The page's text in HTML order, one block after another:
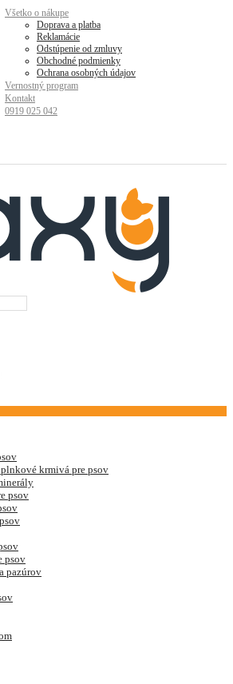
Všetko o nákupe
Doprava a platba
Reklamácie
Odstúpenie od zmluvy
Obchodné podmienky
Ochrana osobných údajov
Vernostný program
Kontakt
0919 025 042
krmivá pre psov
psov
psov
pazúrov